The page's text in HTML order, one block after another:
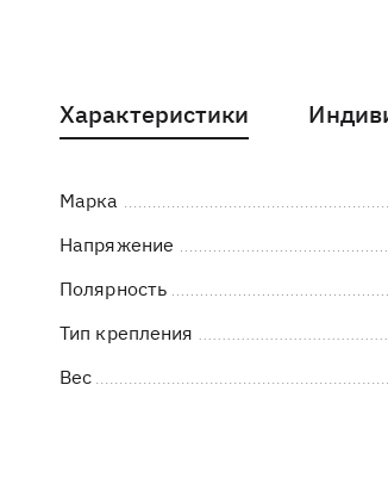
Характеристики
Марка
Напряжение
Полярность
Тип крепления
Вес